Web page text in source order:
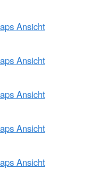
Ansicht
Ansicht
Ansicht
Ansicht
Ansicht